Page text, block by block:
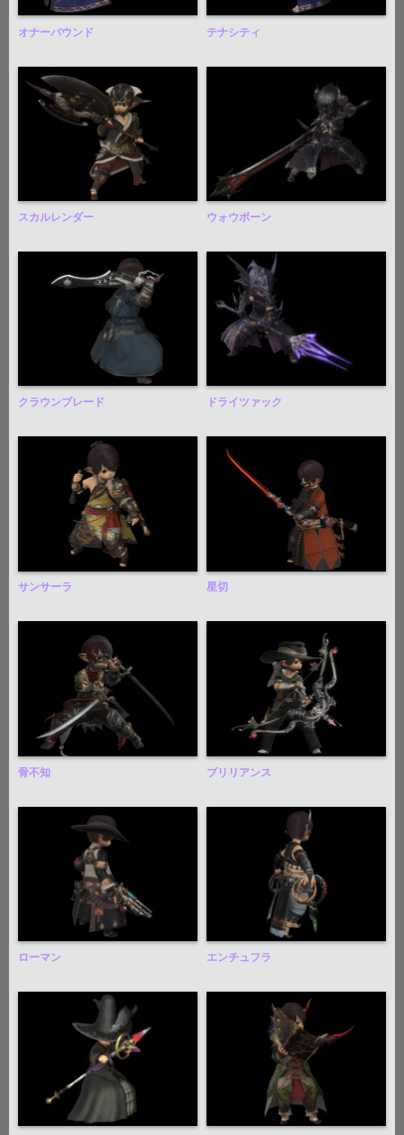
オナーバウンド テナシティ
スカルレンダー ウォウボーン
クラウンブレード ドライツァック
サンサーラ 星切
骨不知 ブリリアンス
ローマン エンチュフラ